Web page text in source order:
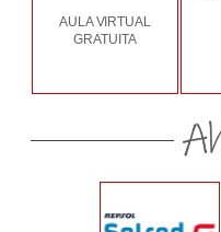
AULA VIRTUAL
GRATUITA